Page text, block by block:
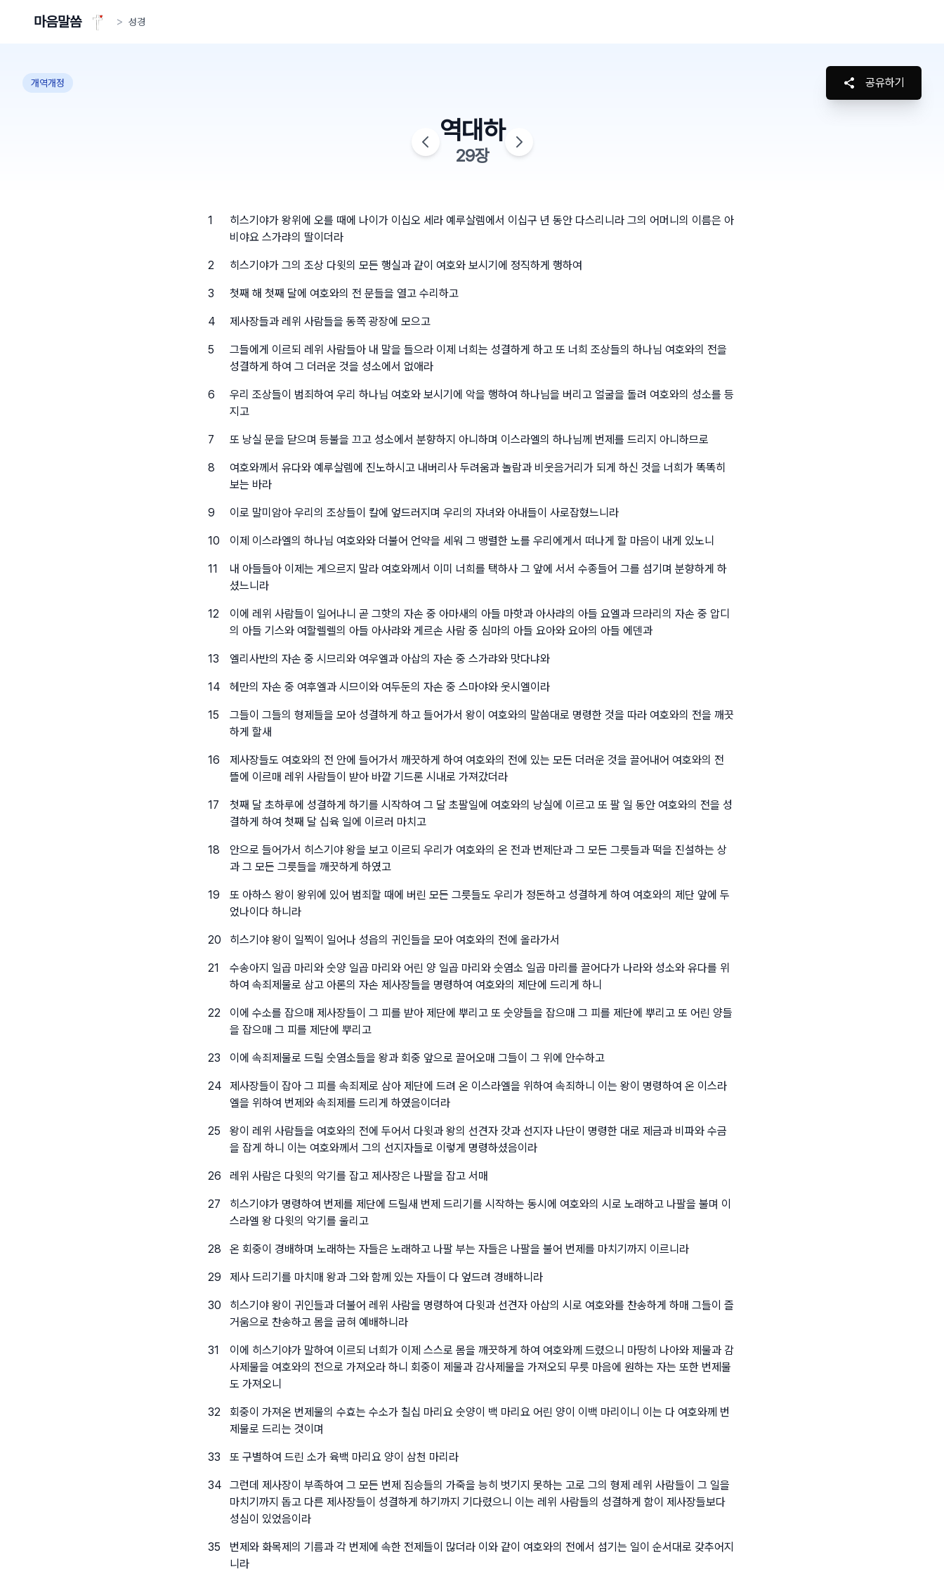
마음말씀 > 성경
개역개정 공유하기
역대하
29장
1
히스기야가 왕위에 오를 때에 나이가 이십오 세라 예루살렘에서 이십구 년 동안 다스리니라 그의 어머니의 이름은 아
비야요 스가랴의 딸이더라
2 히스기야가 그의 조상 다윗의 모든 행실과 같이 여호와 보시기에 정직하게 행하여
3 첫째 해 첫째 달에 여호와의 전 문들을 열고 수리하고
4 제사장들과 레위 사람들을 동쪽 광장에 모으고
5
그들에게 이르되 레위 사람들아 내 말을 들으라 이제 너희는 성결하게 하고 또 너희 조상들의 하나님 여호와의 전을
성결하게 하여 그 더러운 것을 성소에서 없애라
6
우리 조상들이 범죄하여 우리 하나님 여호와 보시기에 악을 행하여 하나님을 버리고 얼굴을 돌려 여호와의 성소를 등
지고
7 또 낭실 문을 닫으며 등불을 끄고 성소에서 분향하지 아니하며 이스라엘의 하나님께 번제를 드리지 아니하므로
8
여호와께서 유다와 예루살렘에 진노하시고 내버리사 두려움과 놀람과 비웃음거리가 되게 하신 것을 너희가 똑똑히
보는 바라
9 이로 말미암아 우리의 조상들이 칼에 엎드러지며 우리의 자녀와 아내들이 사로잡혔느니라
10 이제 이스라엘의 하나님 여호와와 더불어 언약을 세워 그 맹렬한 노를 우리에게서 떠나게 할 마음이 내게 있노니
11
내 아들들아 이제는 게으르지 말라 여호와께서 이미 너희를 택하사 그 앞에 서서 수종들어 그를 섬기며 분향하게 하
셨느니라
12
이에 레위 사람들이 일어나니 곧 그핫의 자손 중 아마새의 아들 마핫과 아사랴의 아들 요엘과 므라리의 자손 중 압디
의 아들 기스와 여할렐렐의 아들 아사랴와 게르손 사람 중 심마의 아들 요아와 요아의 아들 에덴과
13 엘리사반의 자손 중 시므리와 여우엘과 아삽의 자손 중 스가랴와 맛다냐와
14 헤만의 자손 중 여후엘과 시므이와 여두둔의 자손 중 스마야와 웃시엘이라
15
그들이 그들의 형제들을 모아 성결하게 하고 들어가서 왕이 여호와의 말씀대로 명령한 것을 따라 여호와의 전을 깨끗
하게 할새
16
제사장들도 여호와의 전 안에 들어가서 깨끗하게 하여 여호와의 전에 있는 모든 더러운 것을 끌어내어 여호와의 전
뜰에 이르매 레위 사람들이 받아 바깥 기드론 시내로 가져갔더라
17
첫째 달 초하루에 성결하게 하기를 시작하여 그 달 초팔일에 여호와의 낭실에 이르고 또 팔 일 동안 여호와의 전을 성
결하게 하여 첫째 달 십육 일에 이르러 마치고
18
안으로 들어가서 히스기야 왕을 보고 이르되 우리가 여호와의 온 전과 번제단과 그 모든 그릇들과 떡을 진설하는 상
과 그 모든 그릇들을 깨끗하게 하였고
19
또 아하스 왕이 왕위에 있어 범죄할 때에 버린 모든 그릇들도 우리가 정돈하고 성결하게 하여 여호와의 제단 앞에 두
었나이다 하니라
20 히스기야 왕이 일찍이 일어나 성읍의 귀인들을 모아 여호와의 전에 올라가서
21
수송아지 일곱 마리와 숫양 일곱 마리와 어린 양 일곱 마리와 숫염소 일곱 마리를 끌어다가 나라와 성소와 유다를 위
하여 속죄제물로 삼고 아론의 자손 제사장들을 명령하여 여호와의 제단에 드리게 하니
22
이에 수소를 잡으매 제사장들이 그 피를 받아 제단에 뿌리고 또 숫양들을 잡으매 그 피를 제단에 뿌리고 또 어린 양들
을 잡으매 그 피를 제단에 뿌리고
23 이에 속죄제물로 드릴 숫염소들을 왕과 회중 앞으로 끌어오매 그들이 그 위에 안수하고
24
제사장들이 잡아 그 피를 속죄제로 삼아 제단에 드려 온 이스라엘을 위하여 속죄하니 이는 왕이 명령하여 온 이스라
엘을 위하여 번제와 속죄제를 드리게 하였음이더라
25
왕이 레위 사람들을 여호와의 전에 두어서 다윗과 왕의 선견자 갓과 선지자 나단이 명령한 대로 제금과 비파와 수금
을 잡게 하니 이는 여호와께서 그의 선지자들로 이렇게 명령하셨음이라
26 레위 사람은 다윗의 악기를 잡고 제사장은 나팔을 잡고 서매
27
히스기야가 명령하여 번제를 제단에 드릴새 번제 드리기를 시작하는 동시에 여호와의 시로 노래하고 나팔을 불며 이
스라엘 왕 다윗의 악기를 울리고
28 온 회중이 경배하며 노래하는 자들은 노래하고 나팔 부는 자들은 나팔을 불어 번제를 마치기까지 이르니라
29 제사 드리기를 마치매 왕과 그와 함께 있는 자들이 다 엎드려 경배하니라
30
히스기야 왕이 귀인들과 더불어 레위 사람을 명령하여 다윗과 선견자 아삽의 시로 여호와를 찬송하게 하매 그들이 즐
거움으로 찬송하고 몸을 굽혀 예배하니라
31
이에 히스기야가 말하여 이르되 너희가 이제 스스로 몸을 깨끗하게 하여 여호와께 드렸으니 마땅히 나아와 제물과 감
사제물을 여호와의 전으로 가져오라 하니 회중이 제물과 감사제물을 가져오되 무릇 마음에 원하는 자는 또한 번제물
도 가져오니
32
회중이 가져온 번제물의 수효는 수소가 칠십 마리요 숫양이 백 마리요 어린 양이 이백 마리이니 이는 다 여호와께 번
제물로 드리는 것이며
33 또 구별하여 드린 소가 육백 마리요 양이 삼천 마리라
34
그런데 제사장이 부족하여 그 모든 번제 짐승들의 가죽을 능히 벗기지 못하는 고로 그의 형제 레위 사람들이 그 일을
마치기까지 돕고 다른 제사장들이 성결하게 하기까지 기다렸으니 이는 레위 사람들의 성결하게 함이 제사장들보다
성심이 있었음이라
35
번제와 화목제의 기름과 각 번제에 속한 전제들이 많더라 이와 같이 여호와의 전에서 섬기는 일이 순서대로 갖추어지
니라